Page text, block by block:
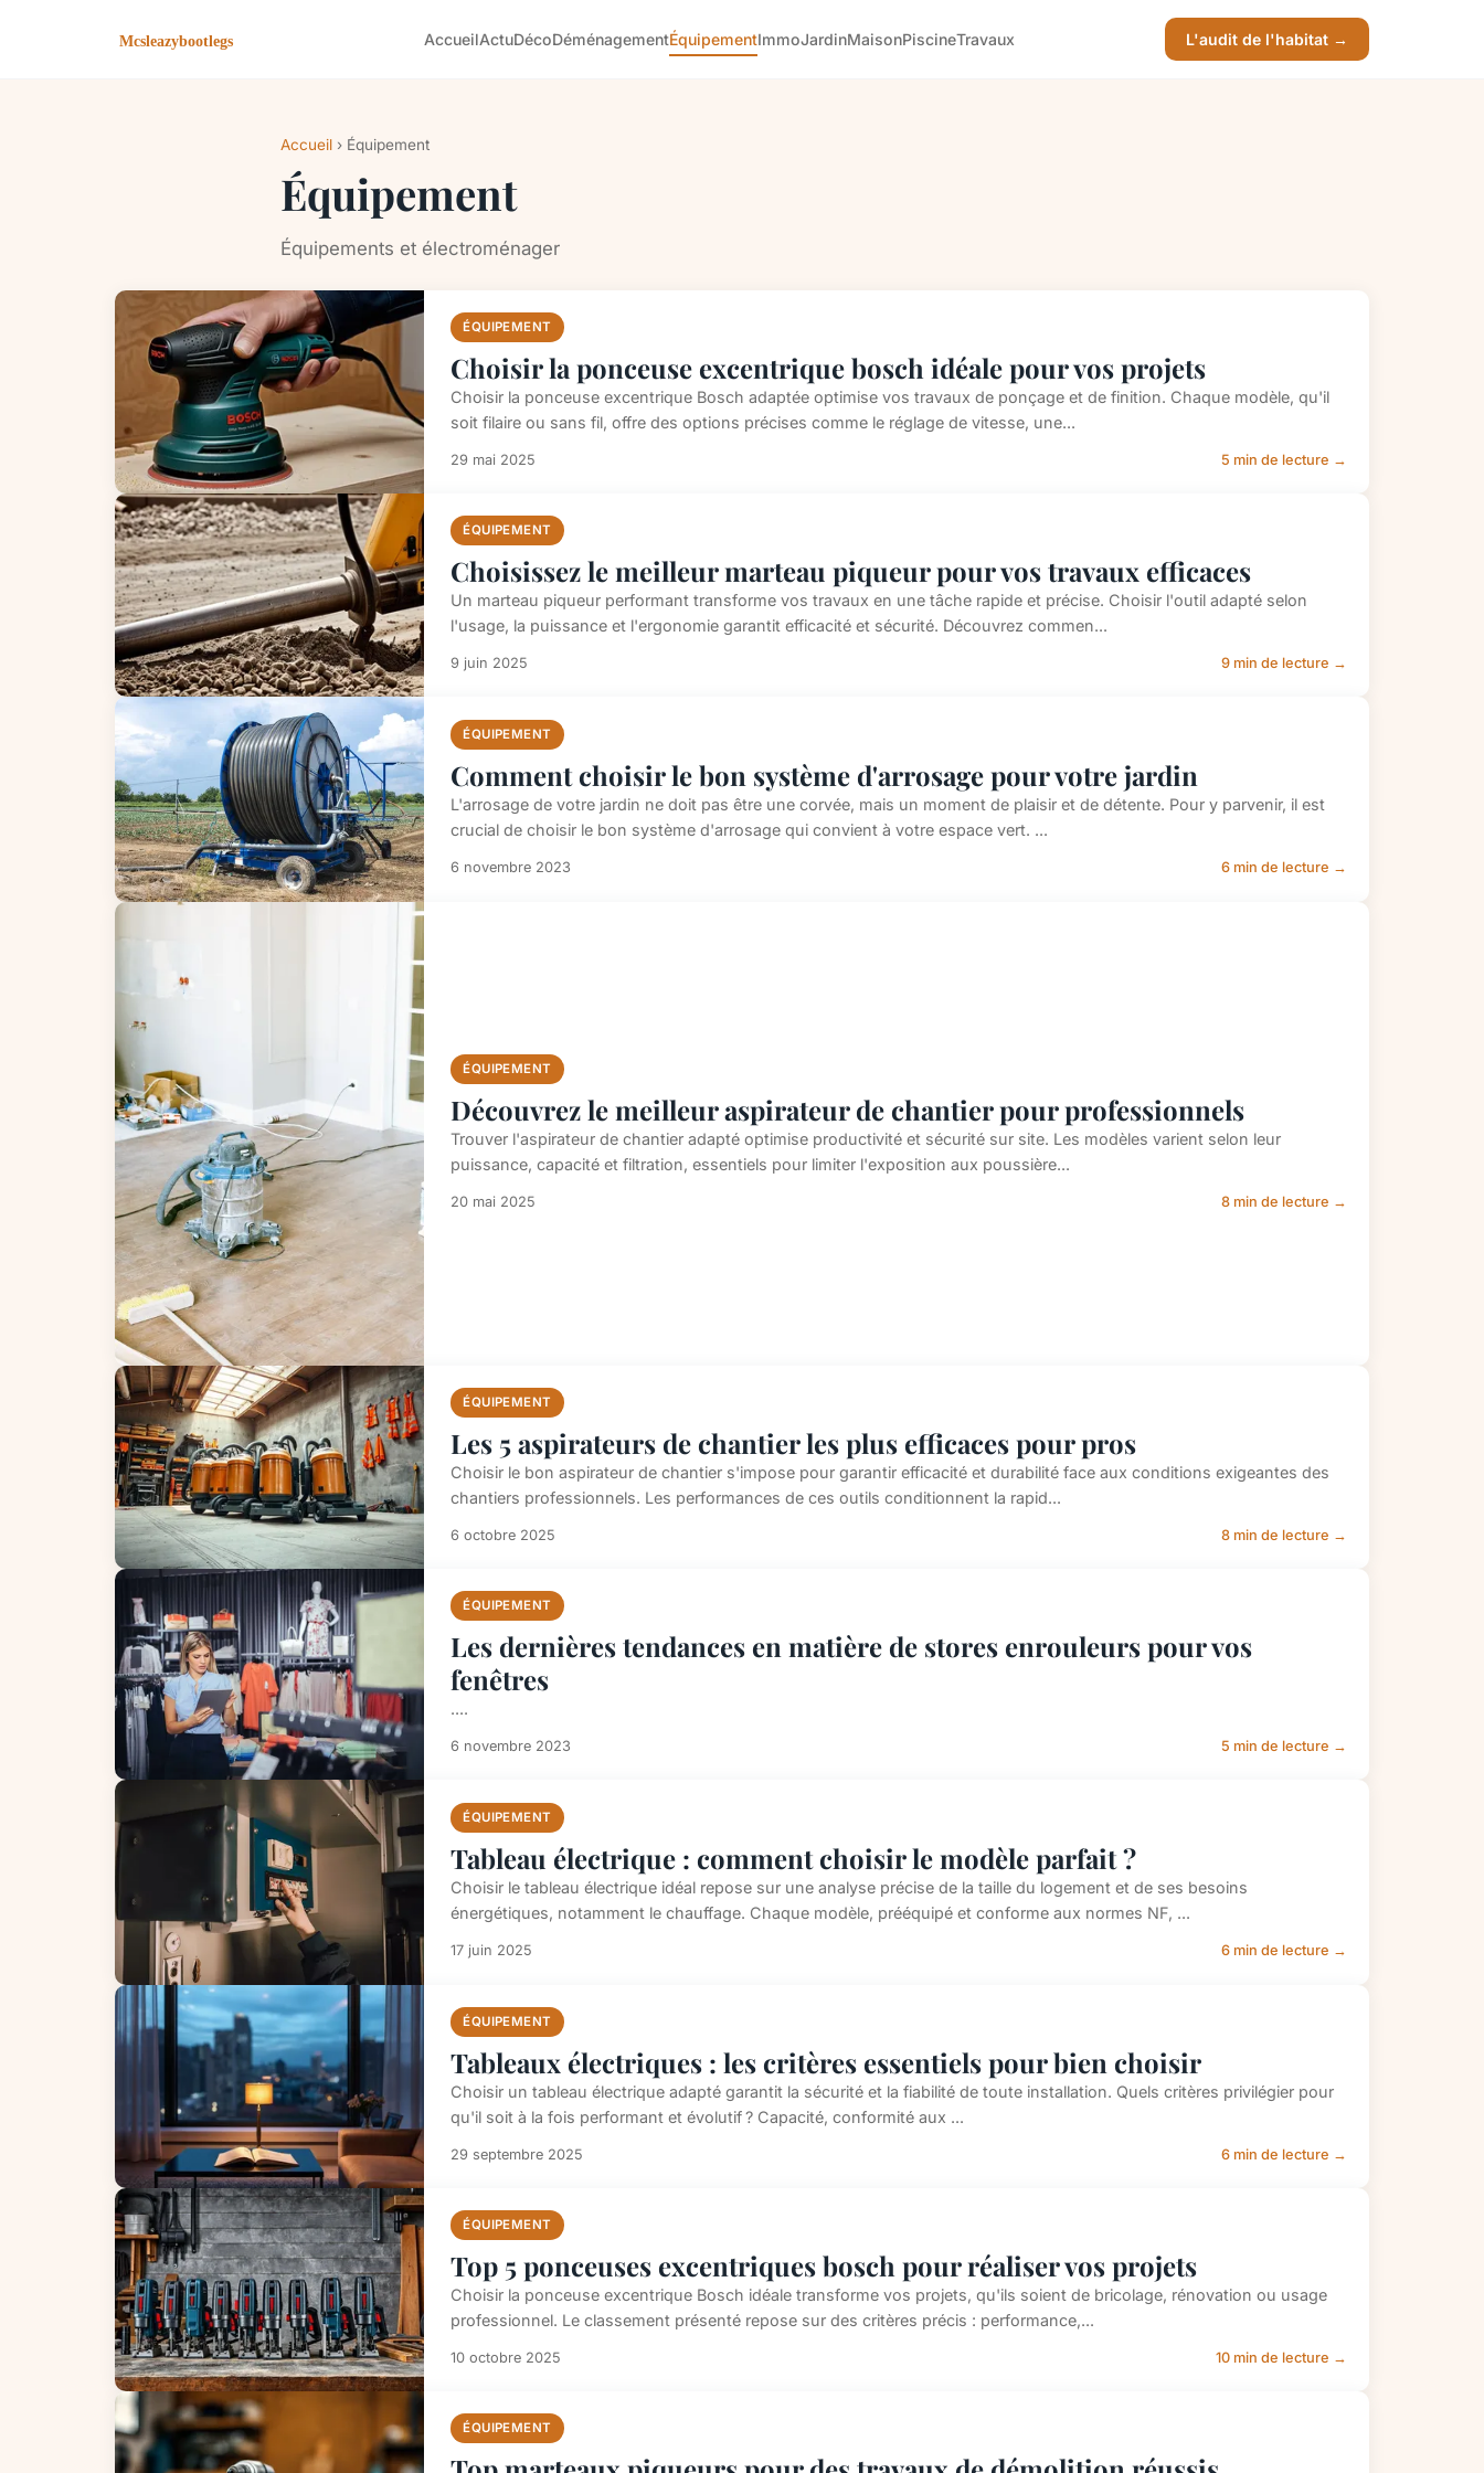
AccueilActuDécoDéménagementÉquipementImmoJardinMaisonPiscineTravaux L'audit de l'habitat →
Accueil › Équipement
Équipement
Équipements et électroménager
ÉQUIPEMENT
Choisir la ponceuse excentrique bosch idéale pour vos projets
Choisir la ponceuse excentrique Bosch adaptée optimise vos travaux de ponçage et de finition. Chaque modèle, qu'il
soit filaire ou sans fil, offre des options précises comme le réglage de vitesse, une...
29 mai 2025 5 min de lecture →
ÉQUIPEMENT
Choisissez le meilleur marteau piqueur pour vos travaux efficaces
Un marteau piqueur performant transforme vos travaux en une tâche rapide et précise. Choisir l'outil adapté selon
l'usage, la puissance et l'ergonomie garantit efficacité et sécurité. Découvrez commen...
9 juin 2025 9 min de lecture →
ÉQUIPEMENT
Comment choisir le bon système d'arrosage pour votre jardin
L'arrosage de votre jardin ne doit pas être une corvée, mais un moment de plaisir et de détente. Pour y parvenir, il est
crucial de choisir le bon système d'arrosage qui convient à votre espace vert. ...
6 novembre 2023 6 min de lecture →
ÉQUIPEMENT
Découvrez le meilleur aspirateur de chantier pour professionnels
Trouver l'aspirateur de chantier adapté optimise productivité et sécurité sur site. Les modèles varient selon leur
puissance, capacité et filtration, essentiels pour limiter l'exposition aux poussière...
20 mai 2025 8 min de lecture →
ÉQUIPEMENT
Les 5 aspirateurs de chantier les plus efficaces pour pros
Choisir le bon aspirateur de chantier s'impose pour garantir efficacité et durabilité face aux conditions exigeantes des
chantiers professionnels. Les performances de ces outils conditionnent la rapid...
6 octobre 2025 8 min de lecture →
ÉQUIPEMENT
Les dernières tendances en matière de stores enrouleurs pour vos
fenêtres
....
6 novembre 2023 5 min de lecture →
ÉQUIPEMENT
Tableau électrique : comment choisir le modèle parfait ?
Choisir le tableau électrique idéal repose sur une analyse précise de la taille du logement et de ses besoins
énergétiques, notamment le chauffage. Chaque modèle, prééquipé et conforme aux normes NF, ...
17 juin 2025 6 min de lecture →
ÉQUIPEMENT
Tableaux électriques : les critères essentiels pour bien choisir
Choisir un tableau électrique adapté garantit la sécurité et la fiabilité de toute installation. Quels critères privilégier pour
qu'il soit à la fois performant et évolutif ? Capacité, conformité aux ...
29 septembre 2025 6 min de lecture →
ÉQUIPEMENT
Top 5 ponceuses excentriques bosch pour réaliser vos projets
Choisir la ponceuse excentrique Bosch idéale transforme vos projets, qu'ils soient de bricolage, rénovation ou usage
professionnel. Le classement présenté repose sur des critères précis : performance,...
10 octobre 2025 10 min de lecture →
ÉQUIPEMENT